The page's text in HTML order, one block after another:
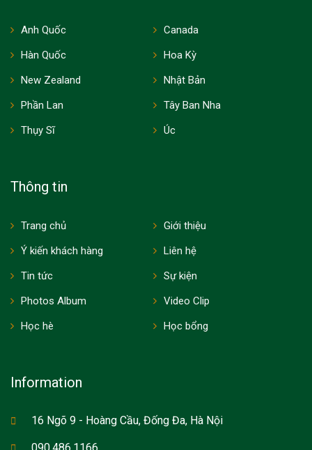
Anh Quốc
Canada
Hàn Quốc
Hoa Kỳ
New Zealand
Nhật Bản
Phần Lan
Tây Ban Nha
Thụy Sĩ
Úc
Thông tin
Trang chủ
Giới thiệu
Ý kiến khách hàng
Liên hệ
Tin tức
Sự kiện
Photos Album
Video Clip
Học hè
Học bổng
Information
16 Ngõ 9 - Hoàng Cầu, Đống Đa, Hà Nội